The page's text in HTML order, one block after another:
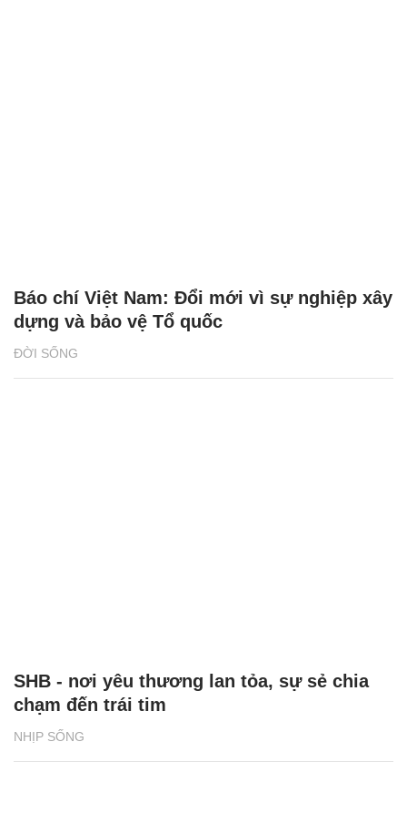
ĐỜI SỐNG
Báo chí Việt Nam: Đổi mới vì sự nghiệp xây
dựng và bảo vệ Tổ quốc
NHỊP SỐNG
SHB - nơi yêu thương lan tỏa, sự sẻ chia
chạm đến trái tim